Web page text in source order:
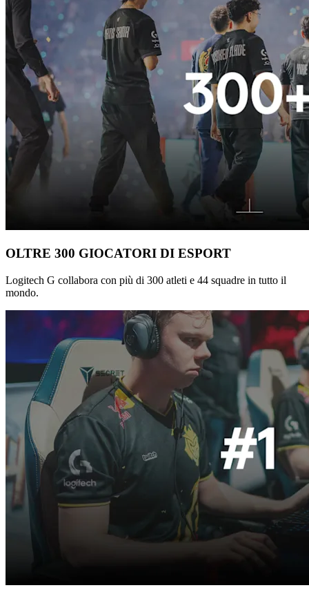
OLTRE 300 GIOCATORI DI ESPORT
Logitech G collabora con più di 300 atleti e 44 squadre in tutto il
mondo.